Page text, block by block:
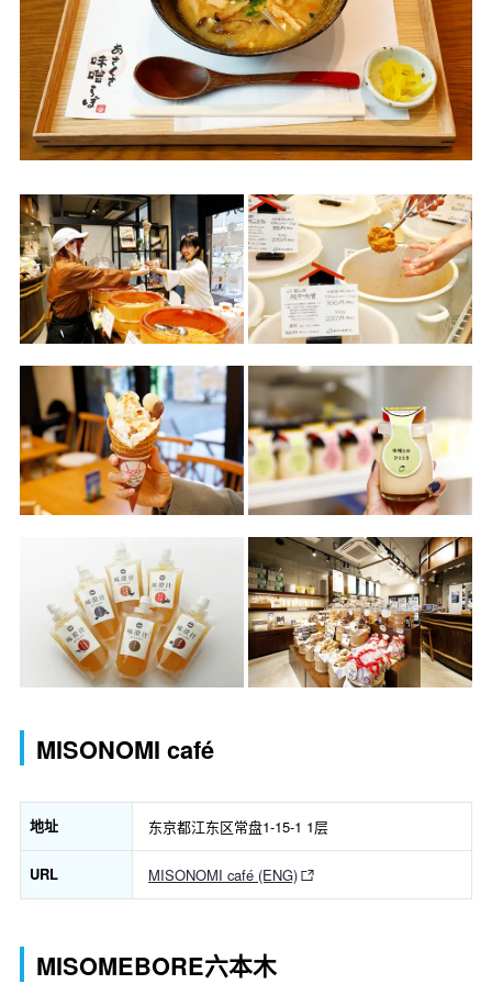
MISONOMI café
地址 东京都江东区常盘1-15-1 1层
URL MISONOMI café (ENG)
MISOMEBORE六本木